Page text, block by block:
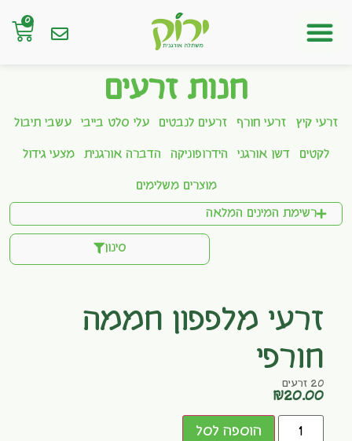
0
חנות זרעים
זרעי קיץ זרעי חורף זרעים לנבטים עלי סלט בייבי עשבי תיבול
לקטים דשן אורגני הידרופוניקה הדברה אורגנית מצעי גידול
מוצרים משלימים
רשימת המינים המלאה
סינון
זרעי מלפפון חממה
חורפי
20 זרעים
₪20.00
הוספה לסל